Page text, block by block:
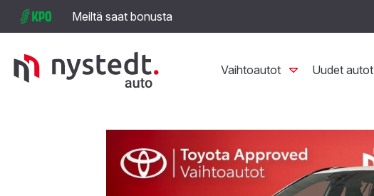
Meiltä saat bonusta
Vaihtoautot Uudet autot